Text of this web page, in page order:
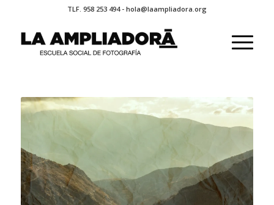
TLF. 958 253 494 - hola@laampliadora.org